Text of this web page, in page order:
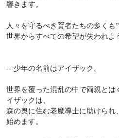
響きます。
人々を守るべき賢者たちの多くも
世界からすべての希望が失われよ
---少年の名前はアイザック。
世界を覆った混乱の中で両親とは
イザックは、
森の奥に住む老魔導士に助けられ
始めます。